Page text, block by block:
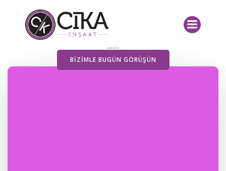
BIZIMLE BUGÜN GÖRÜŞÜN
Yayımlanan Yazılarımız